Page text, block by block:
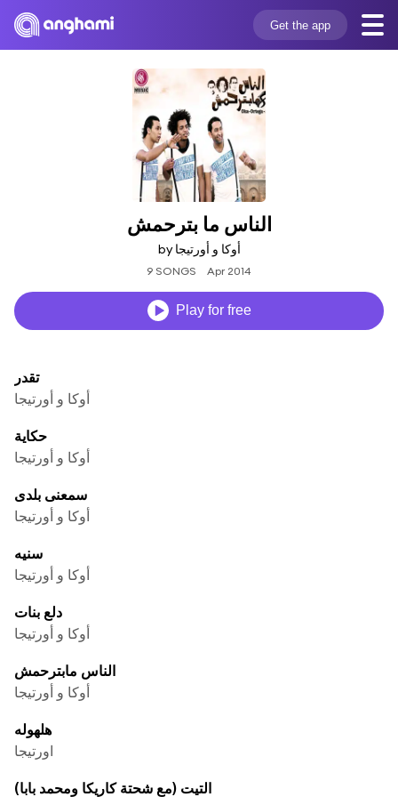
Get the app
الناس ما بترحمش
by أوكا و أورتيجا
9 SONGS Apr 2014
Play for free
تقدر
أوكا و أورتيجا
حكاية
أوكا و أورتيجا
سمعنى بلدى
أوكا و أورتيجا
سنيه
أوكا و أورتيجا
دلع بنات
أوكا و أورتيجا
الناس مابترحمش
أوكا و أورتيجا
هلهوله
اورتيجا
التيت (مع شحتة كاريكا ومحمد بابا)